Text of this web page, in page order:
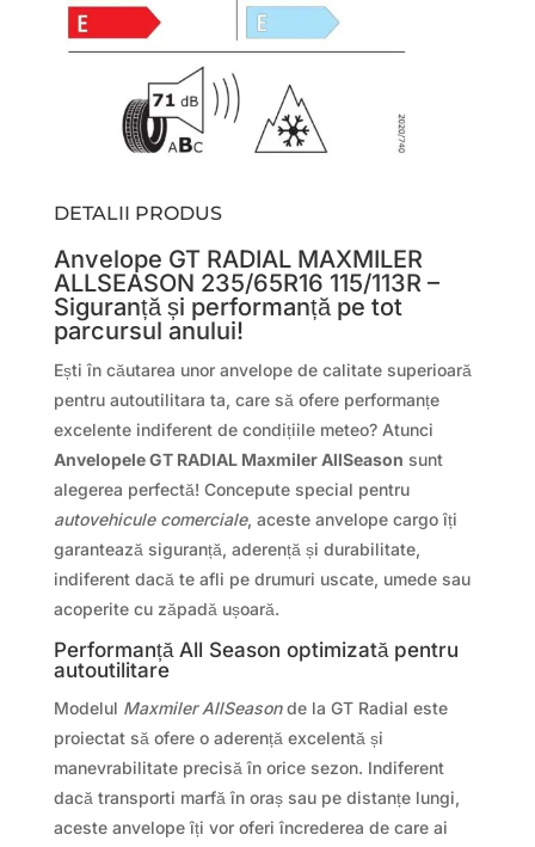
DETALII PRODUS
Anvelope GT RADIAL MAXMILER
ALLSEASON 235/65R16 115/113R –
Siguranță și performanță pe tot
parcursul anului!
Ești în căutarea unor anvelope de calitate superioară
pentru autoutilitara ta, care să ofere performanțe
excelente indiferent de condițiile meteo? Atunci
Anvelopele GT RADIAL Maxmiler AllSeason sunt
alegerea perfectă! Concepute special pentru
autovehicule comerciale, aceste anvelope cargo îți
garantează siguranță, aderență și durabilitate,
indiferent dacă te afli pe drumuri uscate, umede sau
acoperite cu zăpadă ușoară.
Performanță All Season optimizată pentru
autoutilitare
Modelul Maxmiler AllSeasonde la GT Radial este
proiectat să ofere o aderență excelentă și
manevrabilitate precisă în orice sezon. Indiferent
dacă transporti marfă în oraș sau pe distanțe lungi,
aceste anvelope îți vor oferi încrederea de care ai